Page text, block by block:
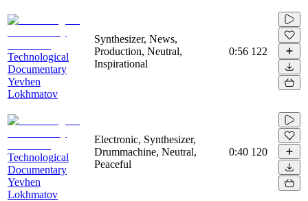
Technological
Documentary
Yevhen
Lokhmatov
Synthesizer, News,
Production, Neutral,
Inspirational
0:56 122
Technological
Documentary
Yevhen
Lokhmatov
Electronic, Synthesizer,
Drummachine, Neutral,
Peaceful
0:40 120